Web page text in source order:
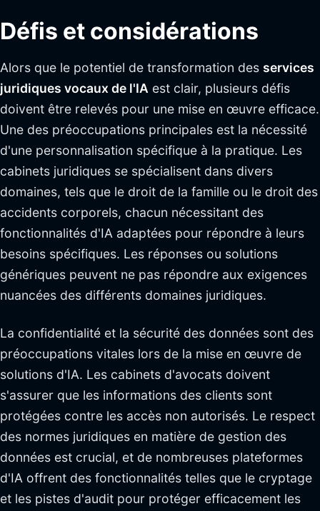
Défis et considérations
Alors que le potentiel de transformation des services
juridiques vocaux de l'IA est clair, plusieurs défis
doivent être relevés pour une mise en œuvre efficace.
Une des préoccupations principales est la nécessité
d'une personnalisation spécifique à la pratique. Les
cabinets juridiques se spécialisent dans divers
domaines, tels que le droit de la famille ou le droit des
accidents corporels, chacun nécessitant des
fonctionnalités d'IA adaptées pour répondre à leurs
besoins spécifiques. Les réponses ou solutions
génériques peuvent ne pas répondre aux exigences
nuancées des différents domaines juridiques.
La confidentialité et la sécurité des données sont des
préoccupations vitales lors de la mise en œuvre de
solutions d'IA. Les cabinets d'avocats doivent
s'assurer que les informations des clients sont
protégées contre les accès non autorisés. Le respect
des normes juridiques en matière de gestion des
données est crucial, et de nombreuses plateformes
d'IA offrent des fonctionnalités telles que le cryptage
et les pistes d'audit pour protéger efficacement les